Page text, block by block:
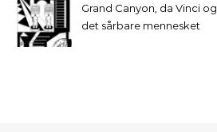
Grand Canyon, da Vinci og
det sårbare mennesket